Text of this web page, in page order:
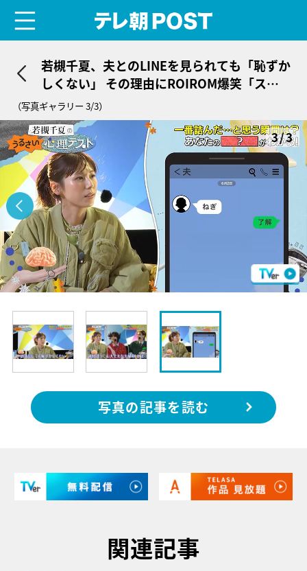
若槻千夏、夫とのLINEを見られても「恥ずか
しくない」 その理由にROIROM爆笑「スパ
イの会話」
（写真ギャラリー 3/3）
3/3
写真の記事を読む
関連記事